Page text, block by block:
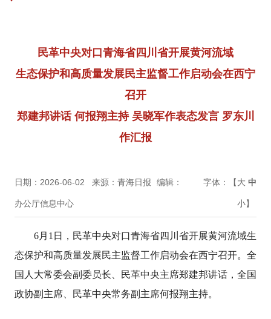
民革中央对口青海省四川省开展黄河流域
生态保护和高质量发展民主监督工作启动会在西宁
召开
郑建邦讲话 何报翔主持 吴晓军作表态发言 罗东川
作汇报
日期：2026-06-02 来源：青海日报 编辑：
办公厅信息中心
字体：【大 中
小】
6月1日，民革中央对口青海省四川省开展黄河流域生
态保护和高质量发展民主监督工作启动会在西宁召开。全
国人大常委会副委员长、民革中央主席郑建邦讲话，全国
政协副主席、民革中央常务副主席何报翔主持。